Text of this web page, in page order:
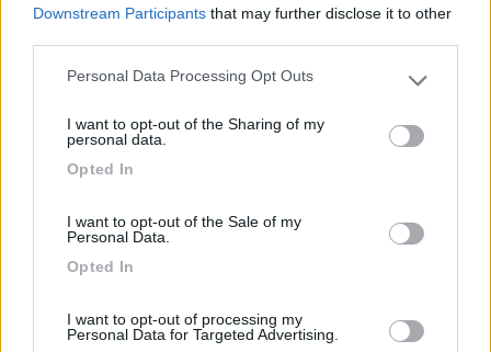
Downstream Participants that may further disclose it to other
Please note that this website/app uses one or more Google
not limited to your visit or usage behaviour. You may click to
grant or deny consent to Google and its third-party tags to
use your data for below specified purposes in below Google
Personal Data Processing Opt Outs
I want to opt-out of the Sharing of my
personal data.
Opted In
I want to opt-out of the Sale of my
Personal Data.
Opted In
I want to opt-out of processing my
Personal Data for Targeted Advertising.
un GIOIELLO
oigroig
Inserito il03/01/2024 alle:18:53:19
Buonasera;
1/6/2023 ilivorno imbarco x la sardegna